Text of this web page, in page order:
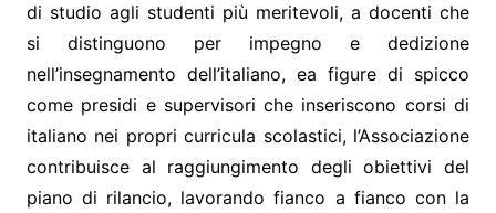
di studio agli studenti più meritevoli, a docenti che
si distinguono per impegno e dedizione
nell’insegnamento dell’italiano, ea figure di spicco
come presidi e supervisori che inseriscono corsi di
italiano nei propri curricula scolastici, l’Associazione
contribuisce al raggiungimento degli obiettivi del
piano di rilancio, lavorando fianco a fianco con la